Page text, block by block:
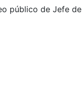
público de Jefe